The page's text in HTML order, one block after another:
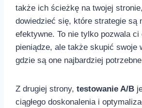
‍także ich ścieżkę na twojej
dowiedzieć się, które strategie są
efektywne. To nie tylko pozwala
⁤pieniądze, ale także skupić swoje
gdzie są one najbardziej
Z drugiej​ strony, testowanie A/B
ciągłego doskonalenia i